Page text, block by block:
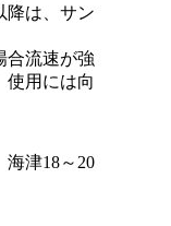
降は、サン
合流速が強
使用には向
津18～20